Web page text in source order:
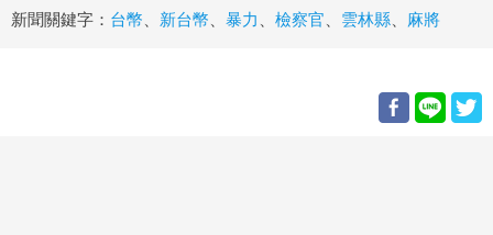
新聞關鍵字： 台幣 新台幣 暴力 檢察官 雲林縣 麻將